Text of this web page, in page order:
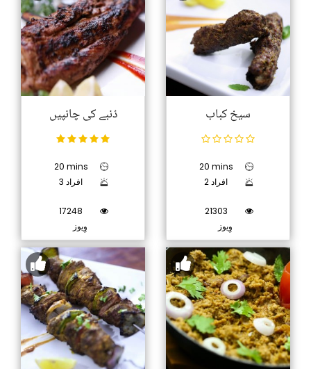
دُنبے کی چانپیں
20 mins
3 افراد
17248
وِیوز
سیخ کباب
20 mins
2 افراد
21303
وِیوز